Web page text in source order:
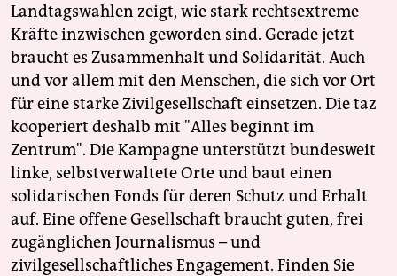
Landtagswahlen zeigt, wie stark rechtsextreme
Kräfte inzwischen geworden sind. Gerade jetzt
braucht es Zusammenhalt und Solidarität. Auch
und vor allem mit den Menschen, die sich vor Ort
für eine starke Zivilgesellschaft einsetzen. Die taz
kooperiert deshalb mit "Alles beginnt im
Zentrum". Die Kampagne unterstützt bundesweit
linke, selbstverwaltete Orte und baut einen
solidarischen Fonds für deren Schutz und Erhalt
auf. Eine offene Gesellschaft braucht guten, frei
zugänglichen Journalismus – und
zivilgesellschaftliches Engagement. Finden Sie